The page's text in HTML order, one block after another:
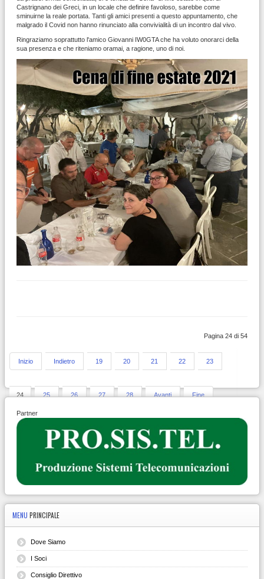
Castrignano dei Greci, in un locale che definire favoloso, sarebbe come
sminuirne la reale portata. Tanti gli amici presenti a questo appuntamento, che
malgrado il Covid non hanno rinunciato alla convivialità di un incontro dal vivo.
Ringraziamo soprattutto l'amico Giovanni IW0GTA che ha voluto onorarci della
sua presenza e che riteniamo oramai, a ragione, uno di noi.
Pagina 24 di 54
Inizio Indietro 19 20 21 22 23
24 25 26 27 28 Avanti Fine
Partner
MENU PRINCIPALE
Dove Siamo
I Soci
Consiglio Direttivo